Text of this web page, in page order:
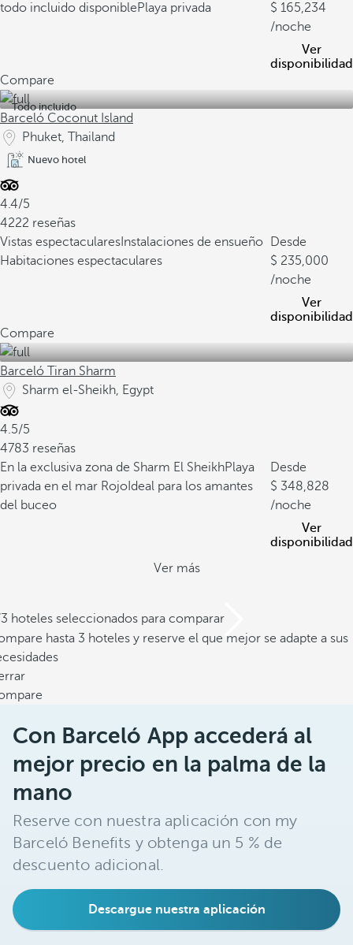
todo incluido disponiblePlaya privada
165,234
/noche
Ver
disponibilidad
Compare
Todo incluido
Barceló Coconut Island
Phuket, Thailand
Nuevo hotel
4.4/5
4222 reseñas
Vistas espectaculares Instalaciones de ensueño
Habitaciones espectaculares
Desde
235,000
/noche
Ver
disponibilidad
Compare
Barceló Tiran Sharm
Sharm el-Sheikh, Egypt
4.5/5
4783 reseñas
En la exclusiva zona de Sharm El SheikhPlaya
privada en el mar Rojo Ideal para los amantes
del buceo
Desde
348,828
/noche
Ver
disponibilidad
Ver más
hoteles seleccionados para comparar
hasta 3 hoteles y reserve el que mejor se adapte a sus
Con Barceló App accederá al
mejor precio en la palma de la
mano
Reserve con nuestra aplicación con my
Barceló Benefits y obtenga un 5 % de
descuento adicional.
Descargue nuestra aplicación